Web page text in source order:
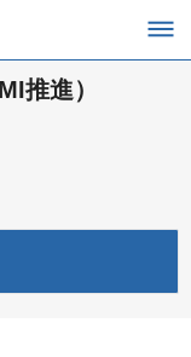
推進）